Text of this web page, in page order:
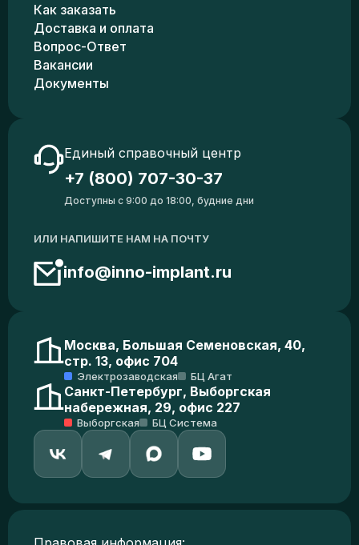
Как заказать
Доставка и оплата
Вопрос-Ответ
Вакансии
Документы
Единый справочный центр
+7 (800) 707-30-37
Доступны с 9:00 до 18:00, будние дни
ИЛИ НАПИШИТЕ НАМ НА ПОЧТУ
info@inno-implant.ru
Москва, Большая Семеновская, 40,
стр. 13, офис 704
Электрозаводская БЦ Агат
Санкт-Петербург, Выборгская
набережная, 29, офис 227
Выборгская БЦ Система